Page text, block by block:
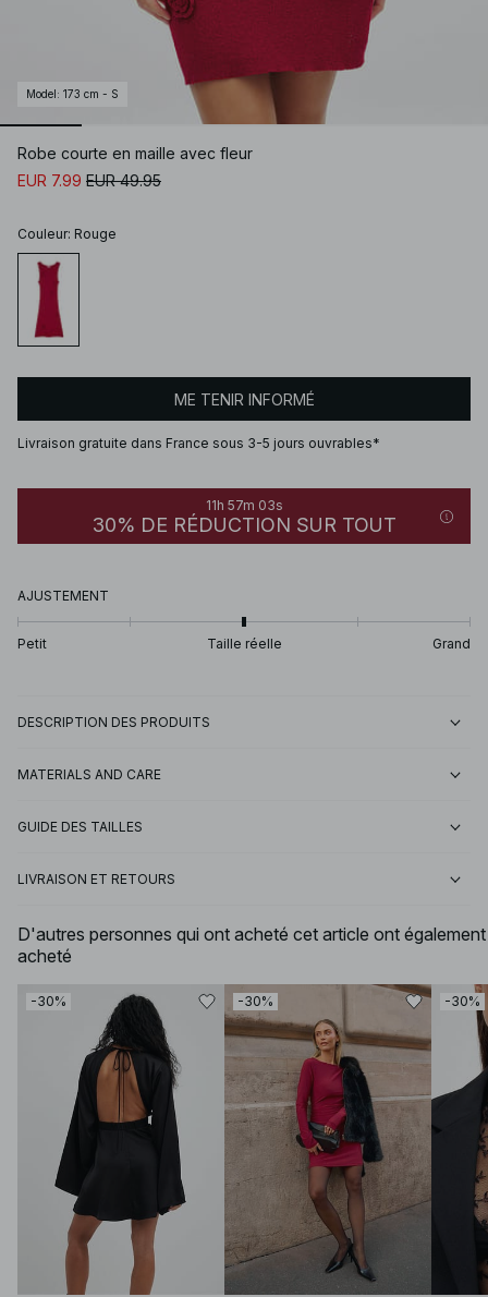
Model : 173 cm - S
Robe courte en maille avec fleur
EUR 7.99 EUR 49.95
Couleur: Rouge
ME TENIR INFORMÉ
Livraison gratuite dans France sous 3-5 jours ouvrables*
11h 57m 03s
30% DE RÉDUCTION SUR TOUT
AJUSTEMENT
Petit Taille réelle Grand
DESCRIPTION DES PRODUITS
MATERIALS AND CARE
GUIDE DES TAILLES
LIVRAISON ET RETOURS
D'autres personnes qui ont acheté cet article ont également
acheté
-30% -30% -30%